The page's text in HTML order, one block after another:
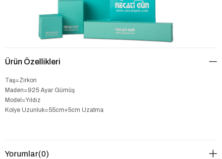
Ürün Özellikleri
Taş=Zirkon
Maden=925 Ayar Gümüş
Model=Yıldız
Kolye Uzunluk=55cm+5cm Uzatma
Yorumlar(0)